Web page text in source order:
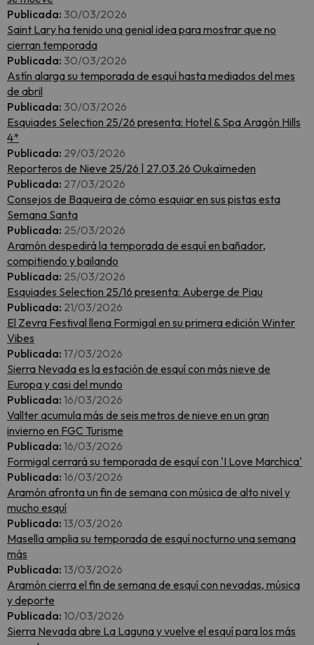
Publicada: 30/03/2026
Saint Lary ha tenido una genial idea para mostrar que no
cierran temporada
Publicada: 30/03/2026
Astín alarga su temporada de esquí hasta mediados del mes
de abril
Publicada: 30/03/2026
Esquiades Selection 25/26 presenta: Hotel & Spa Aragón Hills
4*
Publicada: 29/03/2026
Reporteros de Nieve 25/26 | 27.03.26 Oukaïmeden
Publicada: 27/03/2026
Consejos de Baqueira de cómo esquiar en sus pistas esta
Semana Santa
Publicada: 25/03/2026
Aramón despedirá la temporada de esquí en bañador,
compitiendo y bailando
Publicada: 25/03/2026
Esquiades Selection 25/16 presenta: Auberge de Piau
Publicada: 21/03/2026
El Zevra Festival llena Formigal en su primera edición Winter
Vibes
Publicada: 17/03/2026
Sierra Nevada es la estación de esquí con más nieve de
Europa y casi del mundo
Publicada: 16/03/2026
Vallter acumula más de seis metros de nieve en un gran
invierno en FGC Turisme
Publicada: 16/03/2026
Formigal cerrará su temporada de esquí con 'I Love Marchica'
Publicada: 16/03/2026
Aramón afronta un fin de semana con música de alto nivel y
mucho esquí
Publicada: 13/03/2026
Masella amplia su temporada de esquí nocturno una semana
más
Publicada: 13/03/2026
Aramón cierra el fin de semana de esquí con nevadas, música
y deporte
Publicada: 10/03/2026
Sierra Nevada abre La Laguna y vuelve el esquí para los más